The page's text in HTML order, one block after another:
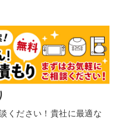
ください！貴社に最適な